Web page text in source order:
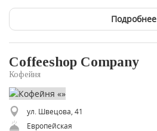
Подробнее
Coffeeshop Company
Кофейня
ул. Швецова, 41
Европейская